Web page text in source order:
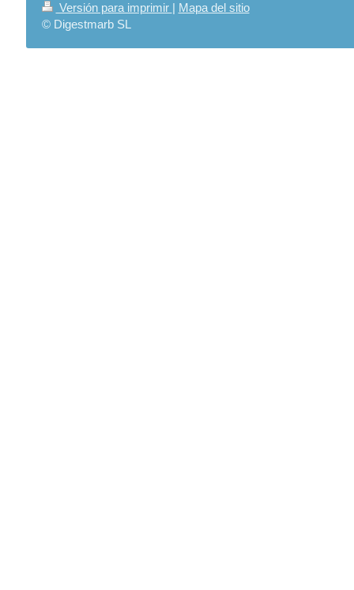
Versión para imprimir | Mapa del sitio
© Digestmarb SL